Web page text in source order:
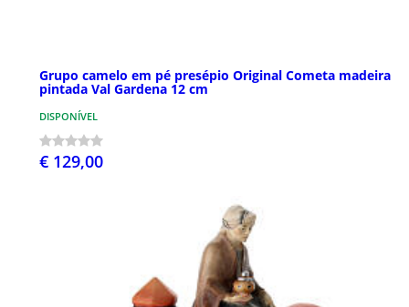
Grupo camelo em pé presépio Original Cometa madeira
pintada Val Gardena 12 cm
DISPONÍVEL
€ 129,00